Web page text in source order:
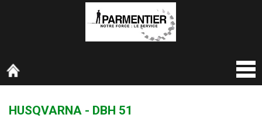
HUSQVARNA - DBH 51